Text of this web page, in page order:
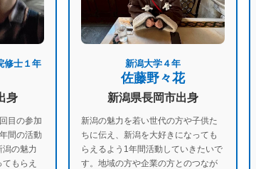
修士１年
身
目の参加
間の活動
潟の魅力
もらえ
新潟大学４年
佐藤野々花
新潟県長岡市出身
新潟の魅力を若い世代の方や子供た
ちに伝え、新潟を大好きになっても
らえるよう1年間活動していきたいで
す。地域の方や企業の方とのつなが